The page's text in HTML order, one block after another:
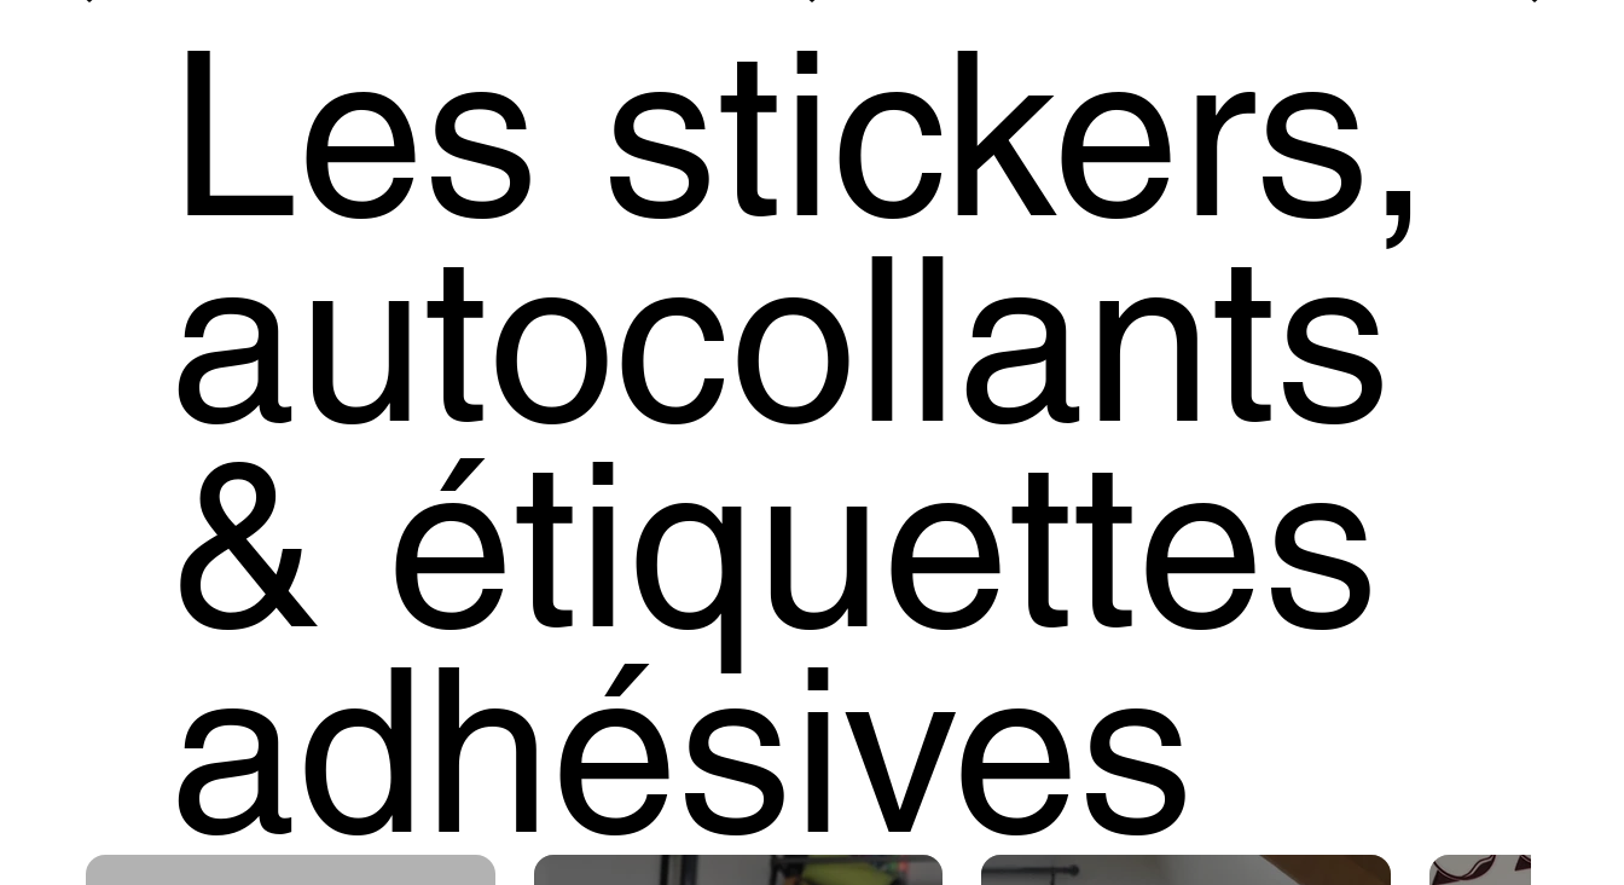
Les stickers,
autocollants
& étiquettes
adhésives